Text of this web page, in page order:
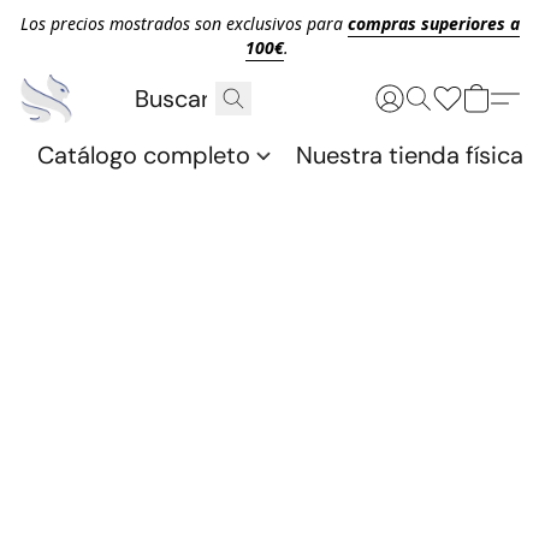
Los precios mostrados son exclusivos para compras superiores a
100€.
Catálogo completo Nuestra tienda física